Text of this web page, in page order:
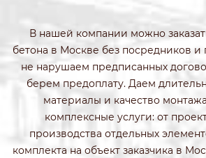
В нашей компании можно
бетона в Москве без посредников и
не нарушаем предписанных
берем предоплату. Даем
материалы и качество
комплексные услуги: от
производства отдельных
комплекта на объект заказчика в